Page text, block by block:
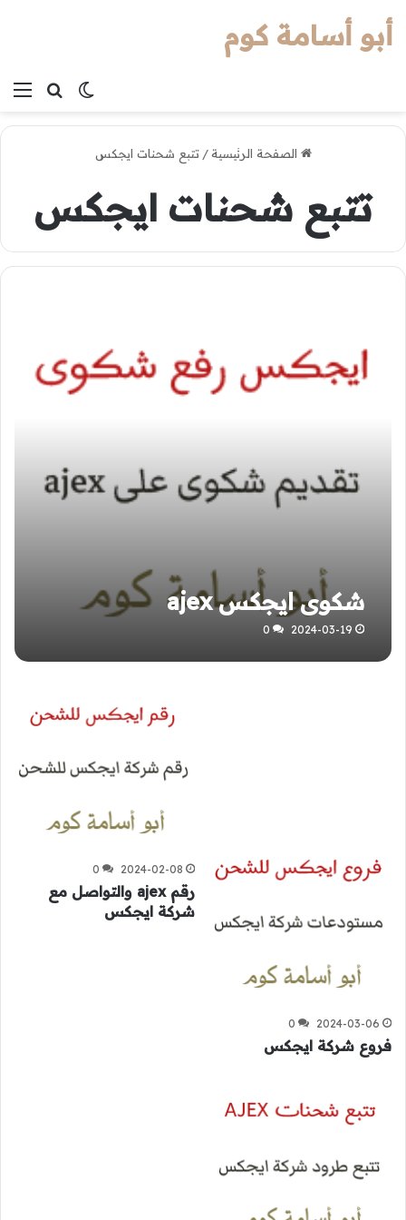
بحثالوضع
أبو أسامة كوم
الصفحة الرئيسية / تتبع شحنات ايجكس
تتبع شحنات ايجكس
شكوى ايجكس ajex
2024-03-19
0
2024-03-06
0
فروع شركة ايجكس
2024-02-08
0
رقم ajex والتواصل مع
شركة ايجكس